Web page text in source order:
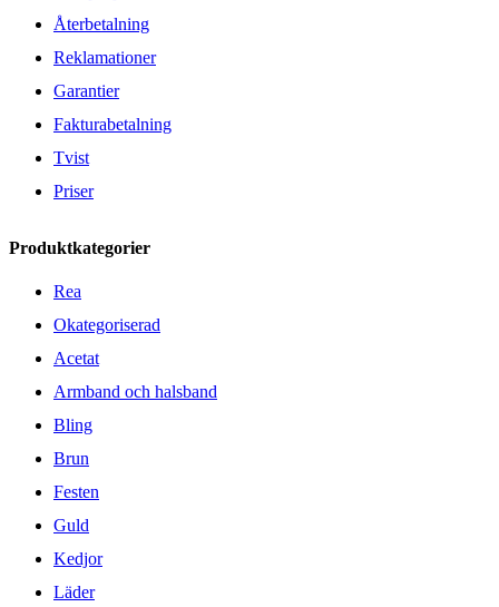
Återbetalning
Reklamationer
Garantier
Fakturabetalning
Tvist
Priser
Produktkategorier
Rea
Okategoriserad
Acetat
Armband och halsband
Bling
Brun
Festen
Guld
Kedjor
Läder